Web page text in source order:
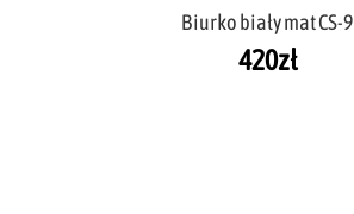
Biurko biały mat CS-9
420zł